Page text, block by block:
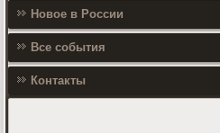
Новое в России
Все события
Контакты